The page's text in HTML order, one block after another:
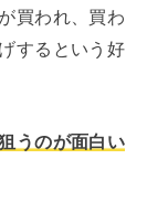
買われ、買わ
するという好
うのが面白い